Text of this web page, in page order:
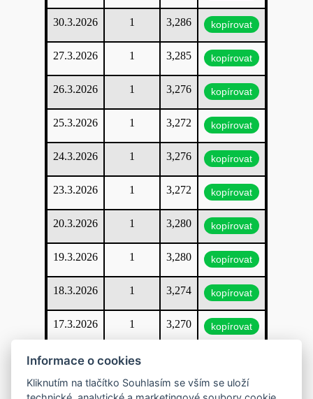
30.3.2026 1 3,286 kopírovat
27.3.2026 1 3,285 kopírovat
26.3.2026 1 3,276 kopírovat
25.3.2026 1 3,272 kopírovat
24.3.2026 1 3,276 kopírovat
23.3.2026 1 3,272 kopírovat
20.3.2026 1 3,280 kopírovat
19.3.2026 1 3,280 kopírovat
18.3.2026 1 3,274 kopírovat
17.3.2026 1 3,270 kopírovat
16.3.2026 1
13.3.2026 1 3,270 kopírovat
Informace o cookies
Kliknutím na tlačítko Souhlasím se vším se uloží